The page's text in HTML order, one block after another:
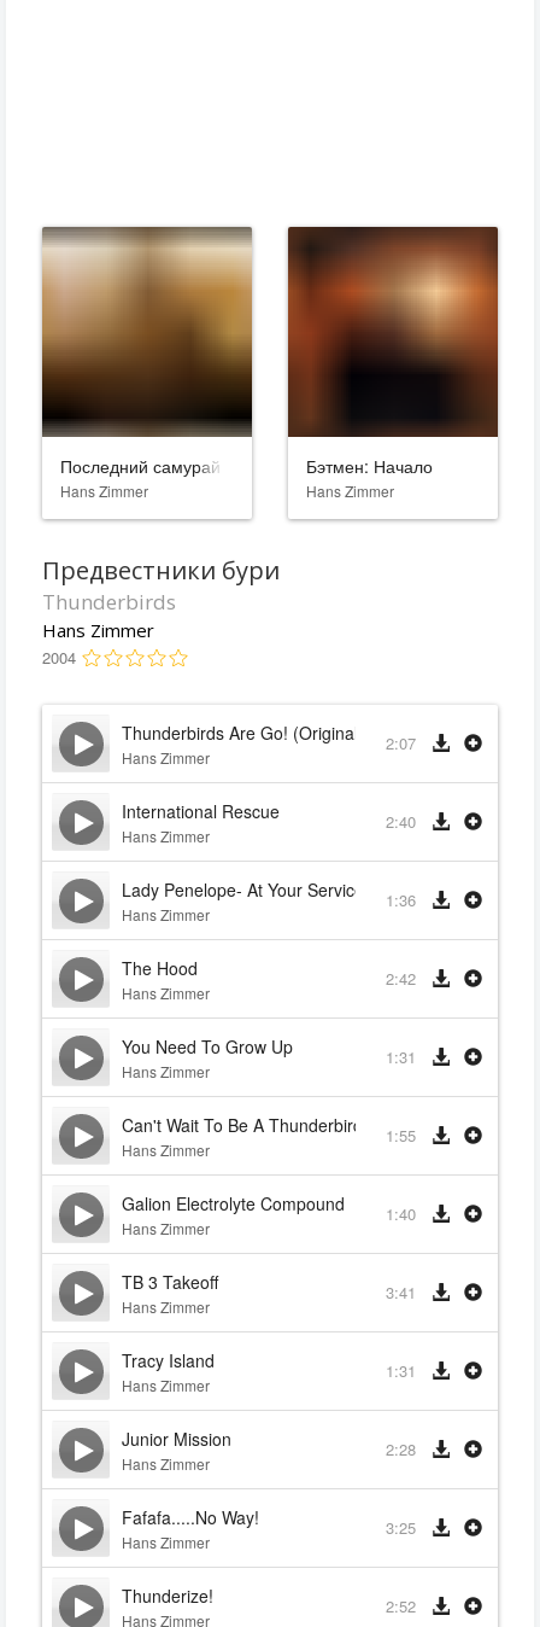
Последний самурай
Hans Zimmer
Бэтмен: Начало
Hans Zimmer
Предвестники бури
Thunderbirds
Hans Zimmer
2004
Thunderbirds Are Go! (Original TV Series Theme)
Hans Zimmer
2:07
International Rescue
Hans Zimmer
2:40
Lady Penelope- At Your Service
Hans Zimmer
1:36
The Hood
Hans Zimmer
2:42
You Need To Grow Up
Hans Zimmer
1:31
Can't Wait To Be A Thunderbird
Hans Zimmer
1:55
Galion Electrolyte Compound
Hans Zimmer
1:40
TB 3 Takeoff
Hans Zimmer
3:41
Tracy Island
Hans Zimmer
1:31
Junior Mission
Hans Zimmer
2:28
Fafafa.....No Way!
Hans Zimmer
3:25
Thunderize!
Hans Zimmer
2:52